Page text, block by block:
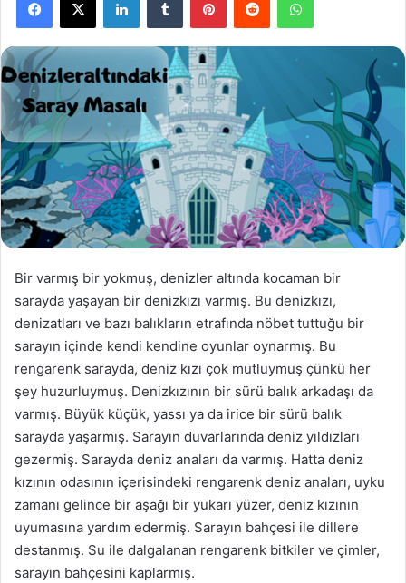
Bir varmış bir yokmuş, denizler altında kocaman bir
sarayda yaşayan bir denizkızı varmış. Bu denizkızı,
denizatları ve bazı balıkların etrafında nöbet tuttuğu bir
sarayın içinde kendi kendine oyunlar oynarmış. Bu
rengarenk sarayda, deniz kızı çok mutluymuş çünkü her
şey huzurluymuş. Denizkızının bir sürü balık arkadaşı da
varmış. Büyük küçük, yassı ya da irice bir sürü balık
sarayda yaşarmış. Sarayın duvarlarında deniz yıldızları
gezermiş. Sarayda deniz anaları da varmış. Hatta deniz
kızının odasının içerisindeki rengarenk deniz anaları, uyku
zamanı gelince bir aşağı bir yukarı yüzer, deniz kızının
uyumasına yardım edermiş. Sarayın bahçesi ile dillere
destanmış. Su ile dalgalanan rengarenk bitkiler ve çimler,
sarayın bahçesini kaplarmış.